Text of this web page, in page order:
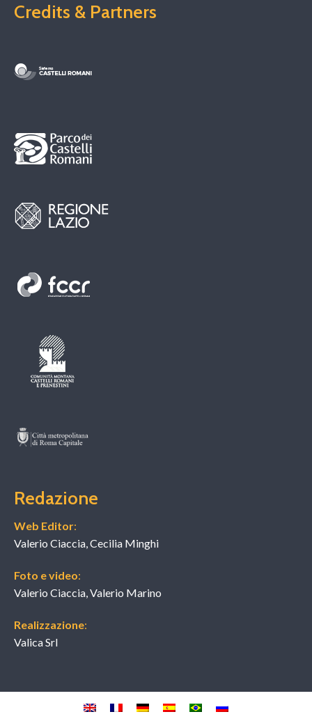
Credits & Partners
Redazione
Web Editor:
Valerio Ciaccia, Cecilia Minghi
Foto e video:
Valerio Ciaccia, Valerio Marino
Realizzazione:
Valica Srl